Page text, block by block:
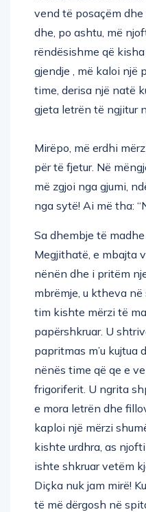
vend të posaçëm dhe
dhe, po ashtu, më
rëndësishme që
gjendje , më kaloi një
time, derisa një natë
gjeta letrën të ngjitur
Mirëpo, më erdhi
për të fjetur. Në
më zgjoi nga gjumi,
nga sytë! Ai më tha:
Sa dhembje të
Megjithatë, e mbajta
nënën dhe i pritëm
mbrëmje, u ktheva
tim kishte mërzi të
papërshkruar. U
papritmas m’u kujtua
nënës time që qe e
frigoriferit. U ngrita
e mora letrën dhe
kaploi një mërzi
kishte urdhra, as
ishte shkruar vetëm
Diçka nuk jam mirë!
të më dërgosh në